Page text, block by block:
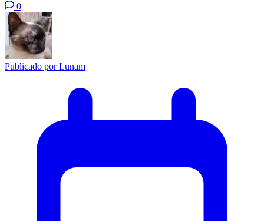
0
Publicado porLunam